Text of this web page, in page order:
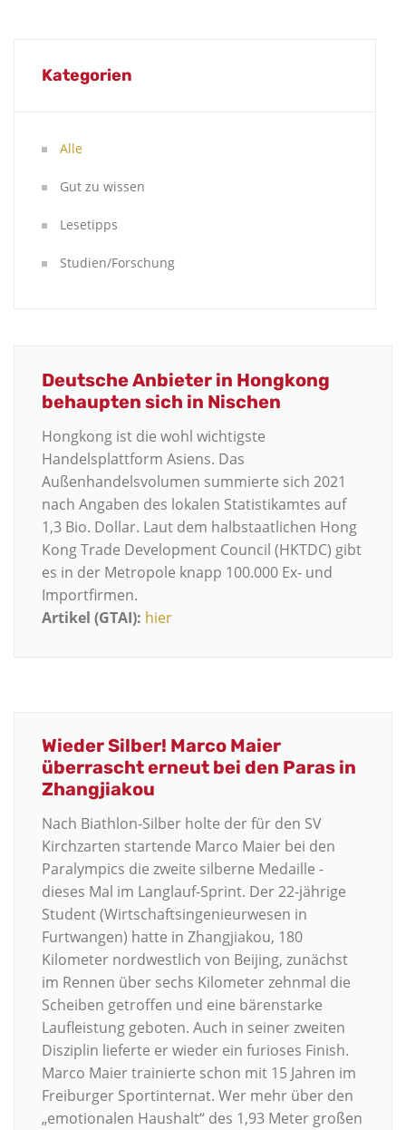
Kategorien
Alle
Gut zu wissen
Lesetipps
Studien/Forschung
Deutsche Anbieter in Hongkong
behaupten sich in Nischen
Hongkong ist die wohl wichtigste
Handelsplattform Asiens. Das
Außenhandelsvolumen summierte sich 2021
nach Angaben des lokalen Statistikamtes auf
1,3 Bio. Dollar. Laut dem halbstaatlichen Hong
Kong Trade Development Council (HKTDC) gibt
es in der Metropole knapp 100.000 Ex- und
Importfirmen.
Artikel (GTAI): hier
Wieder Silber! Marco Maier
überrascht erneut bei den Paras in
Zhangjiakou
Nach Biathlon-Silber holte der für den SV
Kirchzarten startende Marco Maier bei den
Paralympics die zweite silberne Medaille -
dieses Mal im Langlauf-Sprint. Der 22-jährige
Student (Wirtschaftsingenieurwesen in
Furtwangen) hatte in Zhangjiakou, 180
Kilometer nordwestlich von Beijing, zunächst
im Rennen über sechs Kilometer zehnmal die
Scheiben getroffen und eine bärenstarke
Laufleistung geboten. Auch in seiner zweiten
Disziplin lieferte er wieder ein furioses Finish.
Marco Maier trainierte schon mit 15 Jahren im
Freiburger Sportinternat. Wer mehr über den
„emotionalen Haushalt“ des 1,93 Meter großen